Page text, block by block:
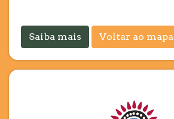
Saiba mais Voltar ao mapa